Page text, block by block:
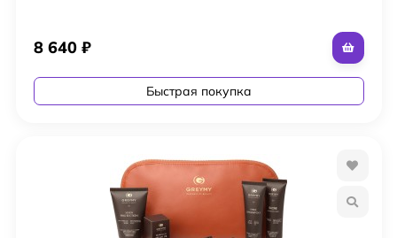
8 640 ₽
Быстрая покупка